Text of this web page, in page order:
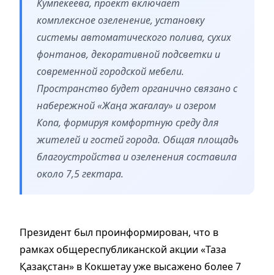
Кумпекеева, проект включает
комплексное озеленение, установку
системы автоматического полива, сухих
фонтанов, декоративной подсветки и
современной городской мебели.
Пространство будет органично связано с
набережной «Жаңа жағалау» и озером
Копа, формируя комфортную среду для
жителей и гостей города. Общая площадь
благоустройства и озеленения составила
около 7,5 гектара.
Президент был проинформирован, что в
рамках общереспубликанской акции «Таза
Қазақстан» в Кокшетау уже высажено более 7